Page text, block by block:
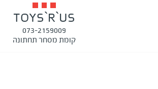
TOYS`R`US
073-2159009
קומת מסחר תחתונה